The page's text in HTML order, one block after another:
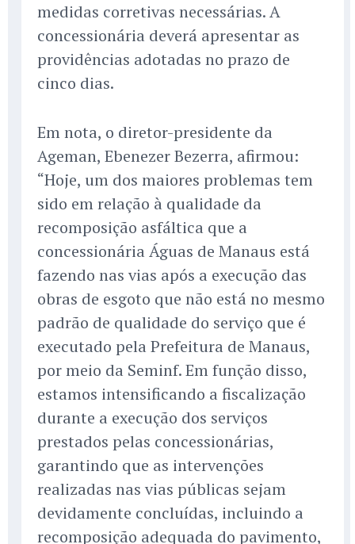
medidas corretivas necessárias. A
concessionária deverá apresentar as
providências adotadas no prazo de
cinco dias.
Em nota, o diretor-presidente da
Ageman, Ebenezer Bezerra, afirmou:
“Hoje, um dos maiores problemas tem
sido em relação à qualidade da
recomposição asfáltica que a
concessionária Águas de Manaus está
fazendo nas vias após a execução das
obras de esgoto que não está no mesmo
padrão de qualidade do serviço que é
executado pela Prefeitura de Manaus,
por meio da Seminf. Em função disso,
estamos intensificando a fiscalização
durante a execução dos serviços
prestados pelas concessionárias,
garantindo que as intervenções
realizadas nas vias públicas sejam
devidamente concluídas, incluindo a
recomposição adequada do pavimento,